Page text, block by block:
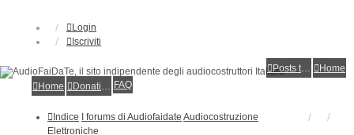
Login
Iscriviti
Posts toplist
Home
Home
Donations FAQ
Indice I forums di Audiofaidate Audiocostruzione
Elettroniche